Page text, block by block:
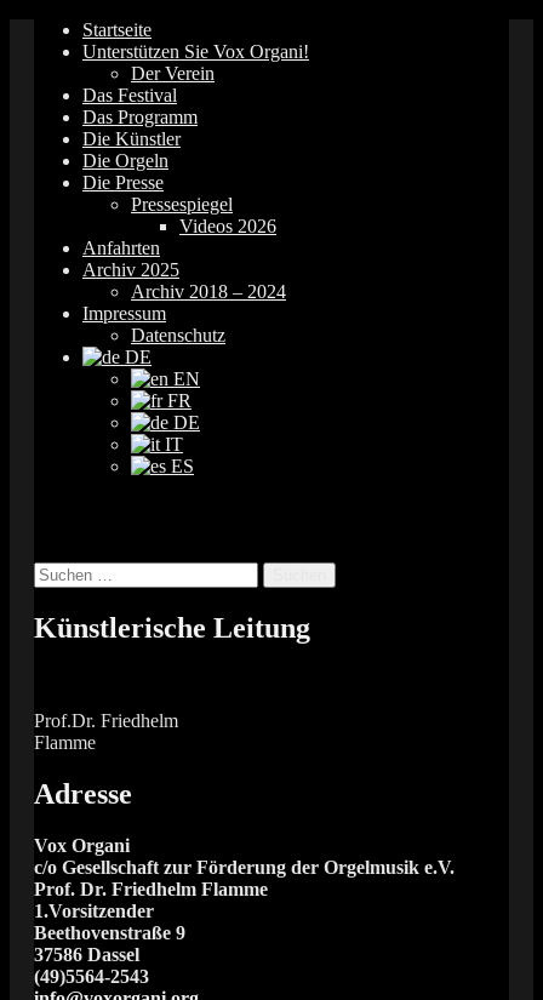
Springe
zum
Startseite
Unterstützen Sie Vox Organi!
Der Verein
Das Festival
Das Programm
Die Künstler
Die Orgeln
Die Presse
Pressespiegel
Videos 2026
Anfahrten
Archiv 2025
Archiv 2018 – 2024
Impressum
Datenschutz
DE
EN
FR
DE
IT
ES
Suchen
nach:
Künstlerische Leitung
Prof.Dr. Friedhelm
Flamme
Adresse
Vox Organi
c/o Gesellschaft zur Förderung der Orgelmusik e.V.
Prof. Dr. Friedhelm Flamme
1.Vorsitzender
Beethovenstraße 9
37586 Dassel
(49)5564-2543